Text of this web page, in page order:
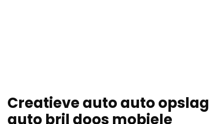
Creatieve auto auto opslag
auto bril doos mobiele